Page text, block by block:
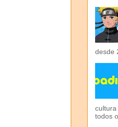
desde
todos